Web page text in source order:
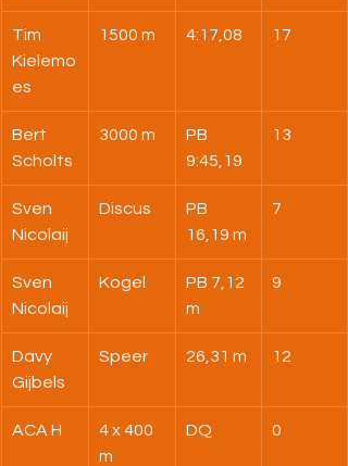
Tim
Kielemo
es
1500 m 4:17,08 17
Bert
Scholts
3000 m
PB
9:45,19
13
Sven
Nicolaij
Discus
PB
16,19 m
7
Sven
Nicolaij
Kogel
PB 7,12
m
9
Davy
Gijbels
Speer 26,31 m 12
ACA H
4 x 400
m
DQ 0